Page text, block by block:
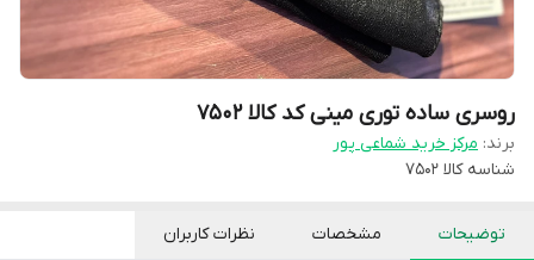
روسری ساده توری مینی کد کالا ۷۵۰۲
برند: مرکز خرید شماعی پور
شناسه کالا ۷۵۰۲
توضیحات مشخصات نظرات کاربران